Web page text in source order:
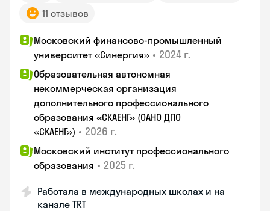
11 отзывов
Московский финансово-промышленный
университет «Синергия» • 2024 г.
Образовательная автономная
некоммерческая организация
дополнительного профессионального
образования «СКАЕНГ» (ОАНО ДПО
«СКАЕНГ») • 2026 г.
Московский институт профессионального
образования • 2025 г.
Работала в международных школах и на
канале TRT